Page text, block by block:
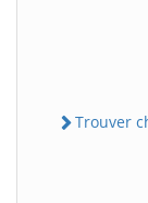
Trouver